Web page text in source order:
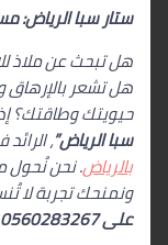
ستار سبا الرياض:
هل تبحث عن ملاذ
هل تشعر بالإرهاق
حيويتك وطاقتك؟
سبا الرياض”،
بالرياض. نحن نُحول
ونمنحك تجربة لا
على 0560283267